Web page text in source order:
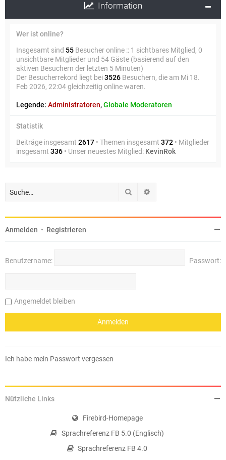
Information
Wer ist online?
Insgesamt sind 55 Besucher online :: 1 sichtbares Mitglied, 0
unsichtbare Mitglieder und 54 Gäste (basierend auf den
aktiven Besuchern der letzten 5 Minuten)
Der Besucherrekord liegt bei3526 Besuchern, die am Mi 18.
Feb 2026, 22:04 gleichzeitig online waren.
Legende: Administratoren,Globale Moderatoren
Statistik
Beiträge insgesamt 2617 • Themen insgesamt 372 • Mitglieder
insgesamt 336 • Unser neuestes Mitglied: KevinRok
Suche
Anmelden • Registrieren
Benutzername: Passwort:
Angemeldet bleiben
Ich habe mein Passwort vergessen
Nützliche Links
Firebird-Homepage
Sprachreferenz FB 5.0 (Englisch)
Sprachreferenz FB 4.0